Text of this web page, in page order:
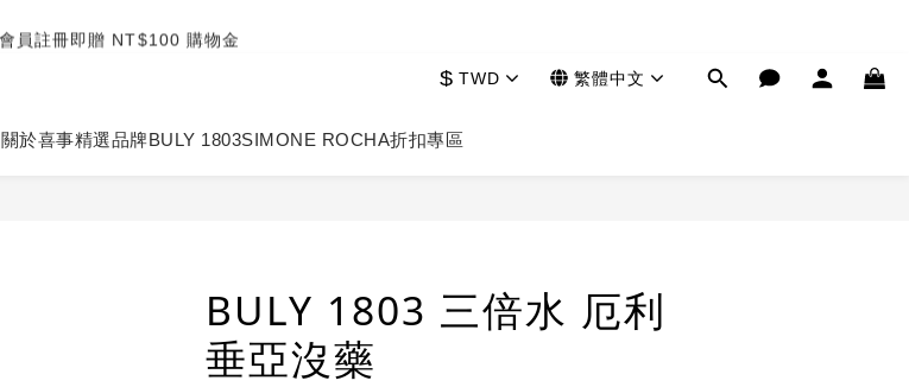
$ TWD 繁體中文
關於喜事精選品牌BULY 1803SIMONE ROCHA折扣專區
BULY 1803 三倍水 厄利
垂亞沒藥